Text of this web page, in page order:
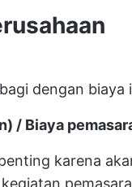
dengan biaya
/ Biaya
karena